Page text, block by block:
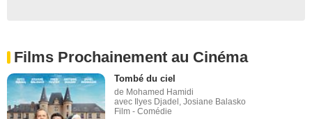
Films Prochainement au Cinéma
Tombé du ciel
de Mohamed Hamidi
avec Ilyes Djadel, Josiane Balasko
Film - Comédie